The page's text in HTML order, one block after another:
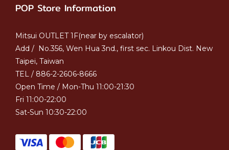
POP Store Information
Mitsui OUTLET 1F(near by escalator)
Add / No.356, Wen Hua 3nd., first sec. Linkou Dist. New
Taipei, Taiwan
TEL / 886-2-2606-8666
Open Time / Mon-Thu 11:00-21:30
Fri 11:00-22:00
Sat-Sun 10:30-22:00